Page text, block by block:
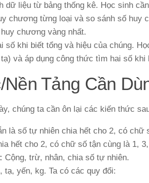
dữ liệu từ bảng thống kê. Học sinh
chương từng loại và so sánh số huy
chương vàng nhất.
số khi biết tổng và hiệu của chúng.
và áp dụng công thức tìm hai số khi
Tảng Cần
chúng ta cần ôn lại các kiến thức
là số tự nhiên chia hết cho 2, có chữ
hết cho 2, có chữ số tận cùng là 1,
Cộng, trừ, nhân, chia số tự nhiên.
tạ, yến, kg. Ta có các quy đổi: